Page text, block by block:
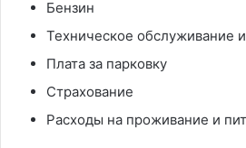
Бензин
Техническое обслуживание
Плата за парковку
Страхование
Расходы на проживание и